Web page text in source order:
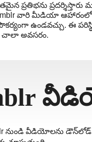
తెలుగు
हिंदी
Malaysia
ప్రతిభను
వారి మీడియా ఆహారంలో
ఉండవచ్చు. ఈ
అవసరం.
నుండి వీడియోలను